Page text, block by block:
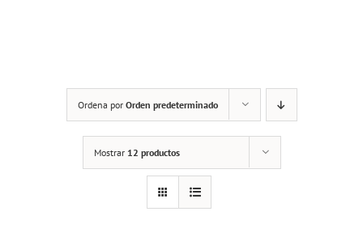
Ordena por Orden predeterminado
Mostrar 12 productos